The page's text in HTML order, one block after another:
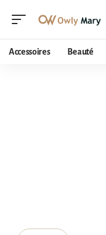
Accessoires Beauté